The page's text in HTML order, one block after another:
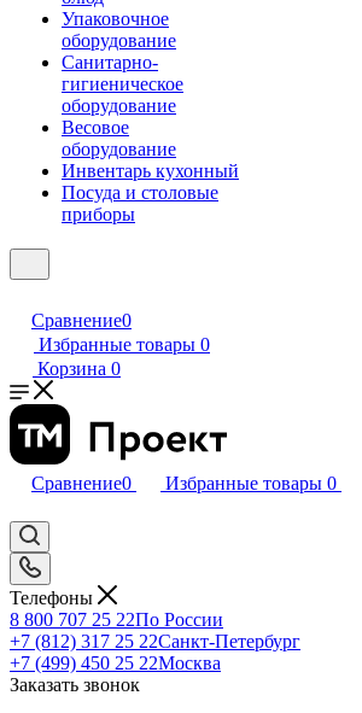
Упаковочное
оборудование
Санитарно-
гигиеническое
оборудование
Весовое
оборудование
Инвентарь кухонный
Посуда и столовые
приборы
Сравнение0
Избранные товары 0
Корзина 0
Сравнение0 Избранные товары 0
Телефоны
8 800 707 25 22По России
+7 (812) 317 25 22Санкт-Петербург
+7 (499) 450 25 22Москва
Заказать звонок